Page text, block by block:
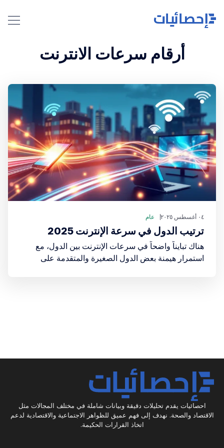
أرقام سرعات الانترنت
٠٤ أغسطس ٢٠٢٥ عام
ترتيب الدول في سرعة الإنترنت 2025
هناك تبايناً واضحاً في سرعات الإنترنت بين الدول، مع
استمرار هيمنة بعض الدول الصغيرة والمتقدمة على
احصائيات يقدم تحليلات دقيقة وبيانات شاملة في مختلف المجالات مثل
الاقتصاد والصحة. نهدف إلى فهم عميق للظواهر الاجتماعية والاقتصادية لدعم
اتخاذ القرارات الحكيمة.